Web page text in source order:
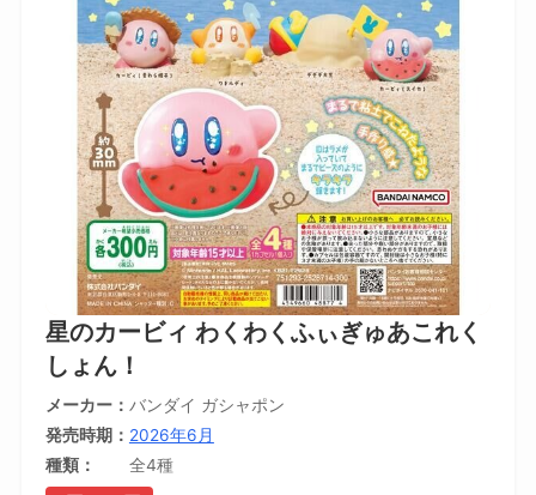
星のカービィ わくわくふぃぎゅあこれく
しょん！
メーカー
バンダイ ガシャポン
発売時期
2026年6月
種類
全4種